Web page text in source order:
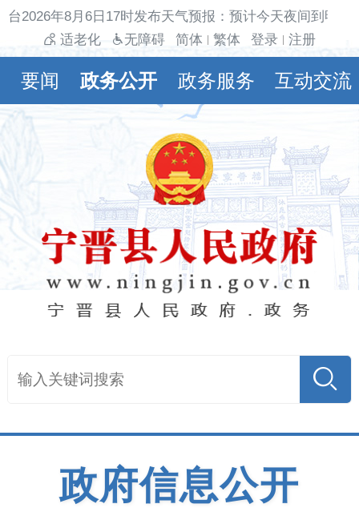
台2026年8月6日17时发布天气预报：预计今天夜间到明
适老化
无障碍 简体 繁体 登录 注册
要闻 政务公开 政务服务 互动交流
政府信息公开